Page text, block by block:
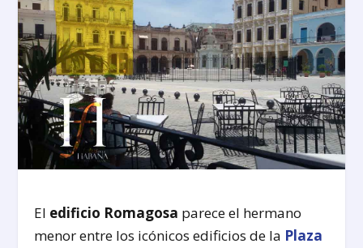
El edificio Romagosa parece el hermano
menor entre los icónicos edificios de la Plaza